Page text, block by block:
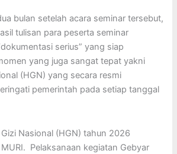
bulan setelah acara seminar tersebut,
tulisan para peserta seminar
serius” yang siap
yang juga sangat tepat yakni
(HGN) yang secara resmi
pemerintah pada setiap tanggal
Nasional (HGN) tahun 2026
Pelaksanaan kegiatan Gebyar